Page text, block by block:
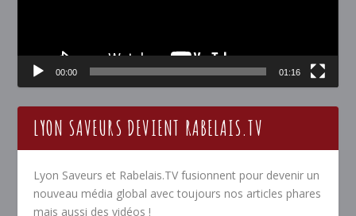
00:00 01:16
LYON SAVEURS DEVIENT RABELAIS.TV
Lyon Saveurs et Rabelais.TV fusionnent pour devenir un
nouveau média global avec toujours nos articles phares
mais aussi des vidéos !